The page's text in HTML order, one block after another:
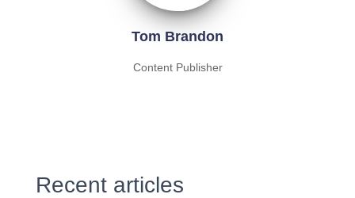
Tom Brandon
Content Publisher
Recent articles